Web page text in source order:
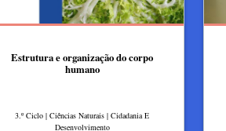
Estrutura e organização do corpo
humano
3.º Ciclo | Ciências Naturais | Cidadania E
Desenvolvimento